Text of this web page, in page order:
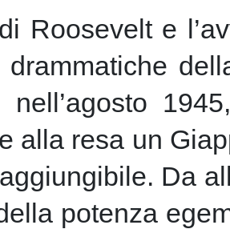
Roosevelt e
nell’agosto
alla resa un
Da
potenza